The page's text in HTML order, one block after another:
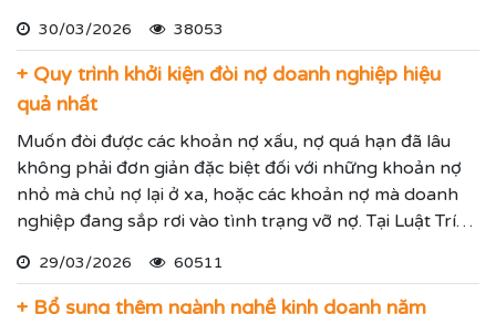
30/03/2026 38053
+ Quy trình khởi kiện đòi nợ doanh nghiệp hiệu
quả nhất
Muốn đòi được các khoản nợ xấu, nợ quá hạn đã lâu
không phải đơn giản đặc biệt đối với những khoản nợ
nhỏ mà chủ nợ lại ở xa, hoặc các khoản nợ mà doanh
nghiệp đang sắp rơi vào tình trạng vỡ nợ. Tại Luật Trí
quyết các tranh chấp kinh tế hiệu quả đảm bảo sẽ giúp
thực hiện các yêu cầu mà Quý vị đưa ra.
29/03/2026 60511
+ Bổ sung thêm ngành nghề kinh doanh năm